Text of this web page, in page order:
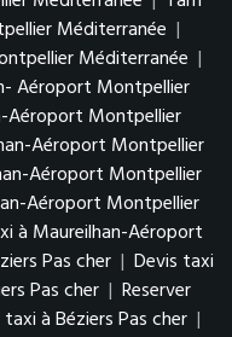
Méditerranée |
Méditerranée |
Aéroport Montpellier
Aéroport Montpellier
Aéroport Montpellier
Aéroport Montpellier
Aéroport Montpellier
à Maureilhan-Aéroport
Pas cher | Devis taxi
Pas cher | Reserver
à Béziers Pas cher |